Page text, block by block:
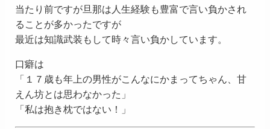
当たり前ですが旦那は人生経験も豊富で言い負かされ
ることが多かったですが
最近は知識武装もして時々言い負かしています。
口癖は
「１７歳も年上の男性がこんなにかまってちゃん、甘
えん坊とは思わなかった」
「私は抱き枕ではない！」